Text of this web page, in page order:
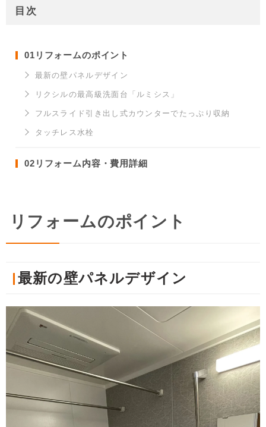
目次
01 リフォームのポイント
最新の壁パネルデザイン
リクシルの最高級洗面台「ルミシス」
フルスライド引き出し式カウンターでたっぷり収納
タッチレス水栓
02 リフォーム内容・費用詳細
リフォームのポイント
最新の壁パネルデザイン